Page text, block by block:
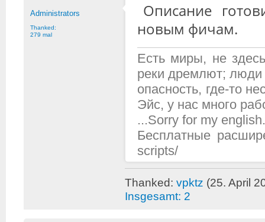
Administrators
Thanked:
279 mal
Описание
новым фичам.
Есть миры, не
реки дремлют; люди
опасность, где-то
Эйс, у нас много
...Sorry for my
Бесплатные
scripts/
Thanked: vpktz (25. April
Insgesamt: 2